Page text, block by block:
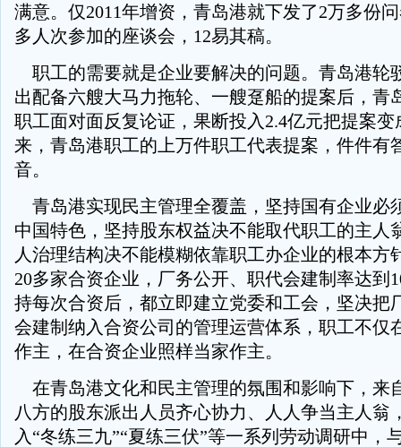
满意。仅2011年增资，青岛港就下发了2万多份
多人次参加的座谈会，12易其稿。
职工的需要就是企业要解决的问题。青岛港轮
出配备六艘大马力拖轮、一艘趸船的提案后，青
职工面对面反复论证，果断投入2.4亿元把提案
来，青岛港职工的上万件职工代表提案，件件有
音。
青岛港实现民主管理全覆盖，坚持国有企业必
中国特色，坚持股东权益决不能取代职工的主人
人治理结构决不能模糊依靠职工办企业的根本方
20多家合资企业，厂务公开、职代会建制率达到
持每次合资后，都立即建立党委和工会，坚决把
会建制纳入合资公司的管理运营体系，职工不仅
作主，在合资企业照样当家作主。
在青岛港文化和民主管理的氛围和影响下，来
八方的股东派出人员齐心协力、人人争当主人翁
入“冬练三九”“夏练三伏”等一系列劳动调研中，